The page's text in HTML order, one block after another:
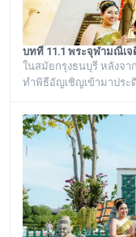
ในสมัยกรุงธนบุรี หลังจ
ทำพิธีอัญเชิญเข้ามาปร
บ้านได้เรียกเพี้ยนกันไป
เป็นสิ่งศักดิ์สิทธิ์ของวัดอ
เคารพศรัทธาตั้งแต่ครั้ง